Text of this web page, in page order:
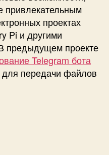
о
н
т
а
к
т
а
привлекательным
проектах
Pi и другими
предыдущем проекте
Telegram бота
для передачи файлов